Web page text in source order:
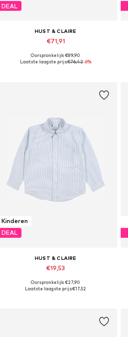
DEAL
HUST & CLAIRE
€71,91
Beschikbaar in vele maten
Oorspronkelijk: €89,90
Laatste laagste prijs:€76,42-6%
Kinderen
DEAL
HUST & CLAIRE
€19,53
Beschikbare maten: 80, 98, 116, 122, 140, 146
Oorspronkelijk: €27,90
Laatste laagste prijs:€17,52